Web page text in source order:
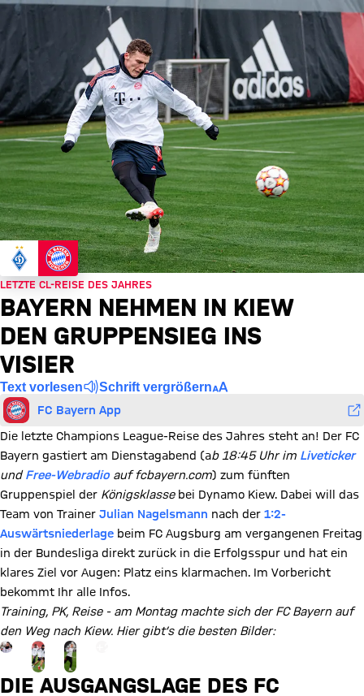
LETZTE CL-REISE DES JAHRES
BAYERN NEHMEN IN KIEW
DEN GRUPPENSIEG INS
VISIER
Text vorlesen Schrift vergrößern
FC Bayern App
Die letzte Champions League-Reise des Jahres steht an! Der FC
Bayern gastiert am Dienstagabend (ab 18:45 Uhr im Liveticker
undFree-Webradioauf fcbayern.com) zum fünften
Gruppenspiel der Königsklassebei Dynamo Kiew. Dabei will das
Team von Trainer Julian Nagelsmann nach der 1:2-
Auswärtsniederlage beim FC Augsburg am vergangenen Freitag
in der Bundesliga direkt zurück in die Erfolgsspur und hat ein
klares Ziel vor Augen: Platz eins klarmachen. Im Vorbericht
bekommt Ihr alle Infos.
Training, PK, Reise - am Montag machte sich der FC Bayern auf
den Weg nach Kiew. Hier gibt’s die besten Bilder:
Gehe zu Gallerie Seite: zur Galerie
DIE AUSGANGSLAGE DES FC